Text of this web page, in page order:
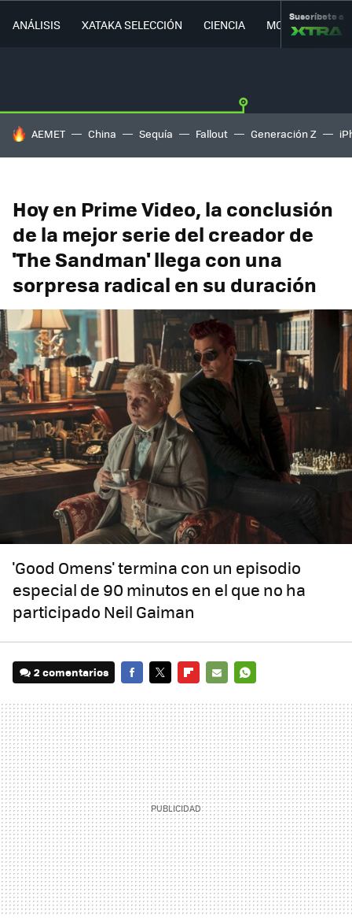
ANÁLISIS XATAKA SELECCIÓN CIENCIA MOVILIDAD
Suscríbete a
HOY SE HABLA DE
AEMET China Sequía Fallout Generación Z
Hoy en Prime Video, la conclusión
de la mejor serie del creador de
'The Sandman' llega con una
sorpresa radical en su duración
'Good Omens' termina con un episodio
especial de 90 minutos en el que no ha
participado Neil Gaiman
2 comentarios
MAIL